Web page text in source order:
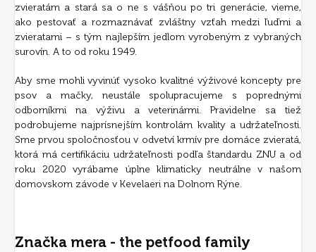
zvieratám a stará sa o ne s vášňou po tri generácie, vieme,
ako pestovať a rozmaznávať zvláštny vzťah medzi ľuďmi a
zvieratami – s tým najlepším jedlom vyrobeným z vybraných
surovín. A to od roku 1949.
Aby sme mohli vyvinúť vysoko kvalitné výživové koncepty pre
psov a mačky, neustále spolupracujeme s poprednými
odborníkmi na výživu a veterinármi. Pravidelne sa tiež
podrobujeme najprísnejším kontrolám kvality a udržateľnosti.
Sme prvou spoločnosťou v odvetví krmív pre domáce zvieratá,
ktorá má certifikáciu udržateľnosti podľa štandardu ZNU a od
roku 2020 vyrábame úplne klimaticky neutrálne v našom
domovskom závode v Kevelaeri na Dolnom Rýne.
Značka mera - the petfood family